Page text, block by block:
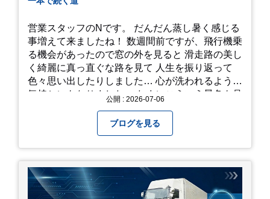
営業スタッフのNです。 だんだん蒸し暑く感じる
事増えて来ましたね！ 数週間前ですが、飛行機乗
る機会があったので窓の外を見ると 滑走路の美し
く綺麗に真っ直ぐな路を見て 人生を振り返って
色々思い出したりしました… 心が洗われるような
気持ちにもなりました。 たまにこういう景色も見
番になりますが皆様方くれぐれもご自愛ください
公開 : 2026-07-06
ブログを見る